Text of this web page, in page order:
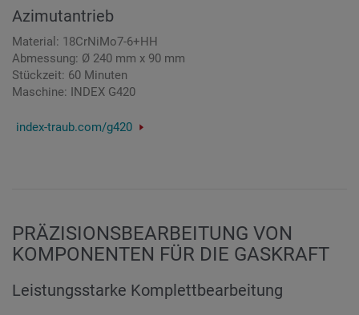
Azimutantrieb
Material: 18CrNiMo7-6+HH
Abmessung: Ø 240 mm x 90 mm
Stückzeit: 60 Minuten
Maschine: INDEX G420
index-traub.com/g420
PRÄZISIONSBEARBEITUNG VON
KOMPONENTEN FÜR DIE GASKRAFT
Leistungsstarke Komplettbearbeitung